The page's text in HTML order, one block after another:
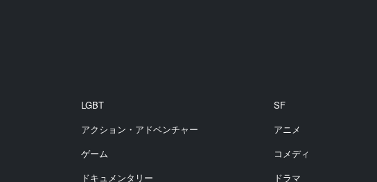
LGBT SF
アクション・アドベンチャー
アニメ
ゲーム
コメディ
ドキュメンタリー
ドラマ